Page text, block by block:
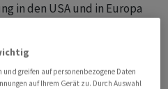
in den USA und in Europa
souverän bleiben. «Die
dafür.»
greifen auf personenbezogene Daten
auf Ihrem Gerät zu. Durch Auswahl